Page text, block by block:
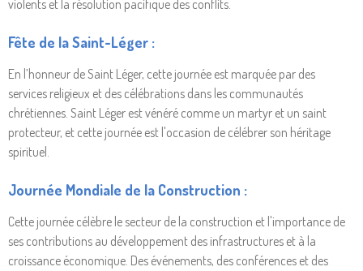
violents et la résolution pacifique des conflits.
Fête de la Saint-Léger :
En l’honneur de Saint Léger, cette journée est marquée par des
services religieux et des célébrations dans les communautés
chrétiennes. Saint Léger est vénéré comme un martyr et un saint
protecteur, et cette journée est l'occasion de célébrer son héritage
spirituel.
Journée Mondiale de la Construction :
Cette journée célèbre le secteur de la construction et l'importance de
ses contributions au développement des infrastructures et à la
croissance économique. Des événements, des conférences et des